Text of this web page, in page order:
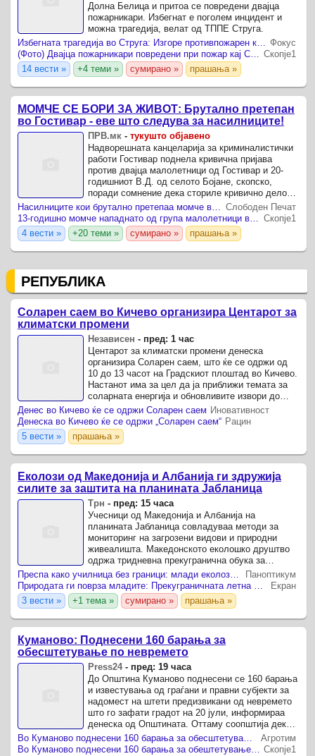
Долна Белица и притоа се повредени двајца
пожарникари. Избегнат е поголем инцидент и
можна трагедија, велат од ТППЕ Струга.
Избегната трагедија во Струга: Изгоре противпожарен камион, двајца пожарникари повредени Фокус
(Фото) Двајца пожарникари повредени при пожар кај Струга, оштетен противпожарен камион Скопје1
14 вести »
+4 теми » сумирано » прашања »
МОМЧЕ СЕ БОРИ ЗА ЖИВОТ: Брутално претепан
во Гостивар - еве што следува за насилниците!
ПРВ.мк- тукушто објавено
Надворешната канцеларија за криминалистички
работи Гостивар поднела кривична пријава
против двајца малолетници од Гостивар и 20-
годишниот В.Д. од селото Бојане, скопско,
поради сомнение дека сториле кривично дело
„насилство“.
Насилниците кои брутално претепаа момче во Гостивар добија кривични пријави
Слободен Печат
13-годишно момче нападнато од група малолетници во Тетово
Скопје1
4 вести »
+20 теми » сумирано » прашања »
РЕПУБЛИКА
Соларен саем во Кичево организира Центарот за
климатски промени
Независен - пред: 1 час
Центарот за климатски промени денеска
организира Соларен саем, што ќе се одржи од
10 до 13 часот на Градскиот плоштад во Кичево.
Настанот има за цел да ја приближи темата за
соларната енергија и обновливите извори до
граѓаните преку информативни и интерактивни
активности.
Денес во Кичево ќе се одржи Соларен саем Иновативност
Денеска во Кичево ќе се одржи „Соларен саем“ Рацин
5 вести »
прашања »
Еколози од Македонија и Албанија ги здружија
силите за заштита на планината Јабланица
Трн - пред: 15 часа
Учесници од Македонија и Албанија на
планината Јабланица совладуваа методи за
мониторинг на загрозени видови и природни
живеалишта. Македонското еколошко друштво
одржа тридневна прекугранична обука за
мониторинг на природата на планината
Јабланица, каде што 22 учесници од ...
Преспа како училница без граници: млади еколози од три земји учеа како се чува заеднички екосистем
Паноптикум
Екран
3 вести »
+1 тема » сумирано » прашања »
Куманово: Поднесени 160 барања за
обесштетување по невремето
Press24- пред: 19 часа
До Општина Куманово поднесени се 160 барања
и известувања од граѓани и правни субјекти за
надомест на штети предизвикани од невремето
што го зафати градот на 20 јули, информираа
денеска од Општината. Оттаму соопштија дека
најголемиот дел од пријавите се однесуваат на
оштетени ...
Во Куманово поднесени 160 барања за обесштетување по невремето од 20 јули
Агротим
Во Куманово поднесени 160 барања за обештетување по невремето Скопје1